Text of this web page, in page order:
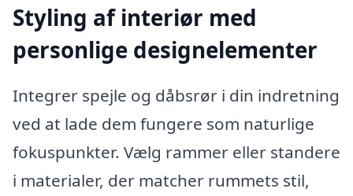
Styling af interiør med
personlige designelementer
Integrer spejle og dåbsrør i din indretning
ved at lade dem fungere som naturlige
fokuspunkter. Vælg rammer eller standere
i materialer, der matcher rummets stil,